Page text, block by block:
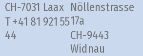
CH-7031 Laax
T +41 81 921 55
44
Nöllenstrasse
17a
CH-9443
Widnau